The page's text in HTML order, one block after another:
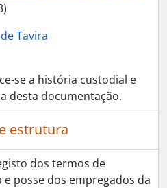
Tavira
se a história custodial e
desta documentação.
estrutura
dos termos de
posse dos empregados da